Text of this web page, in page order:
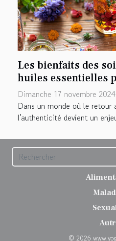
Les bienfaits des
huiles essentielles
Dimanche 17 novembre
Dans un monde où le retour
l'authenticité devient un
© 2026